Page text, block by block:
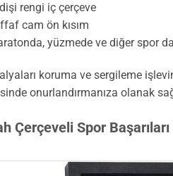
rengi iç çerçeve
cam ön kısım
yüzmede ve diğer spor
koruma ve sergileme
onurlandırmanıza olanak
Çerçeveli Spor